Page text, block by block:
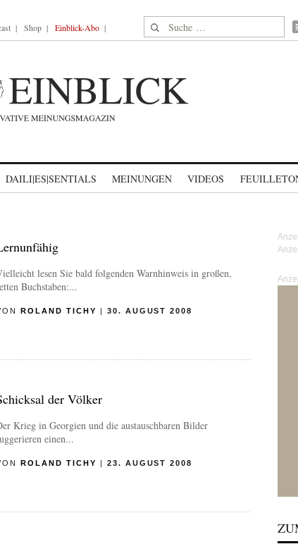
Shop Einblick-Abo Suche nach:
DAILI|ES|SENTIALS MEINUNGEN VIDEOS
lesen Sie bald folgenden Warnhinweis in großen,
Buchstaben:...
ROLAND TICHY | 30. AUGUST 2008
der Völker
Krieg in Georgien und die austauschbaren Bilder
einen...
ROLAND TICHY | 23. AUGUST 2008